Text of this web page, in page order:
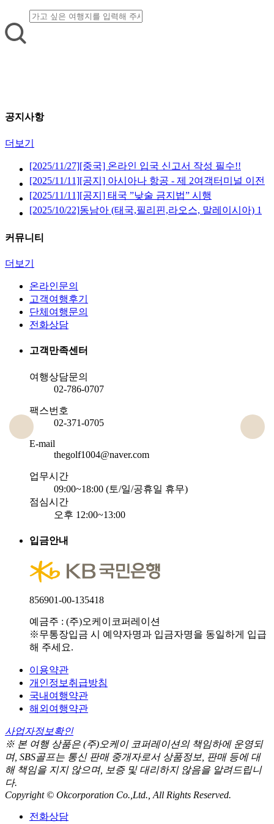
공지사항
더보기
[2025/11/27][중국] 온라인 입국 신고서 작성 필수!!
[2025/11/11][공지] 아시아나 항공 - 제 2여객터미널 이전
안내 (2026년 1월 14일 부터)
[2025/11/11][공지] 태국 ”낮술 금지법” 시행
[2025/10/22]동남아 (태국,필리핀,라오스, 말레이시아) 1
커뮤니티
더보기
온라인문의
고객여행후기
단체여행문의
전화상담
고객만족센터
여행상담문의
02-786-0707
팩스번호
02-371-0705
E-mail
thegolf1004@naver.com
업무시간
09:00~18:00 (토/일/공휴일 휴무)
점심시간
오후 12:00~13:00
입금안내
856901-00-135418
예금주 : (주)오케이코퍼레이션
※무통장입금 시 예약자명과 입금자명을 동일하게 입급
해 주세요.
이용약관
개인정보취급방침
국내여행약관
해외여행약관
사업자정보확인
※ 본 여행 상품은 (주)오케이 코퍼레이션의 책임하에 운영되
며, SBS골프는 통신 판매 중개자로서 상품정보, 판매 등에 대
해 책임을 지지 않으며, 보증 및 대리하지 않음을 알려드립니
다.
Copyright © Okcorporation Co.,Ltd., All Rights Reserved.
전화상담